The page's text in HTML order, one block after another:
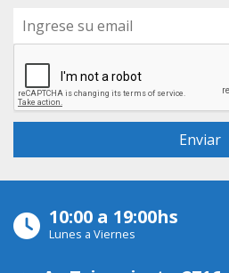
10:00 a 19:00hs
Lunes a Viernes